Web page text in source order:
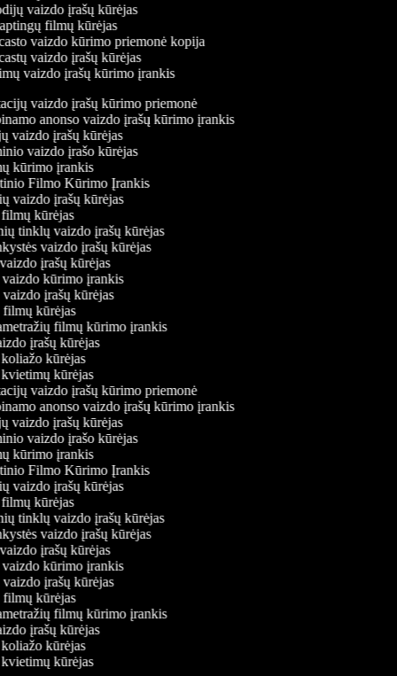
vaizdo įrašų kūrėjas
filmų kūrėjas
vaizdo kūrimo priemonė kopija
vaizdo įrašų kūrėjas
vaizdo įrašų kūrimo įrankis
vaizdo įrašų kūrimo priemonė
anonso vaizdo įrašų kūrimo įrankis
vaizdo įrašų kūrėjas
vaizdo įrašo kūrėjas
kūrimo įrankis
Filmo Kūrimo Įrankis
vaizdo įrašų kūrėjas
filmų kūrėjas
tinklų vaizdo įrašų kūrėjas
vaizdo įrašų kūrėjas
vaizdo įrašų kūrėjas
vaizdo kūrimo įrankis
vaizdo įrašų kūrėjas
filmų kūrėjas
filmų kūrimo įrankis
įrašų kūrėjas
koliažo kūrėjas
kvietimų kūrėjas
vaizdo įrašų kūrimo priemonė
anonso vaizdo įrašų kūrimo įrankis
vaizdo įrašų kūrėjas
vaizdo įrašo kūrėjas
kūrimo įrankis
Filmo Kūrimo Įrankis
vaizdo įrašų kūrėjas
filmų kūrėjas
tinklų vaizdo įrašų kūrėjas
vaizdo įrašų kūrėjas
vaizdo įrašų kūrėjas
vaizdo kūrimo įrankis
vaizdo įrašų kūrėjas
filmų kūrėjas
filmų kūrimo įrankis
įrašų kūrėjas
koliažo kūrėjas
kvietimų kūrėjas